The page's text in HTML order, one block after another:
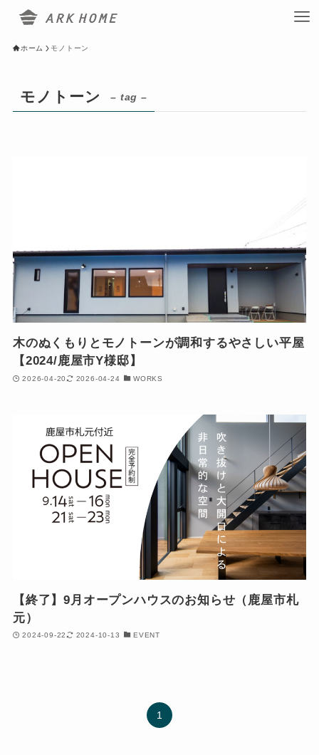
ホーム モノトーン
モノトーン – tag –
木のぬくもりとモノトーンが調和するやさしい平屋
【2024/鹿屋市Y様邸】
2026-04-20 2026-04-24 WORKS
【終了】9月オープンハウスのお知らせ（鹿屋市札
元）
2024-09-22 2024-10-13 EVENT
1